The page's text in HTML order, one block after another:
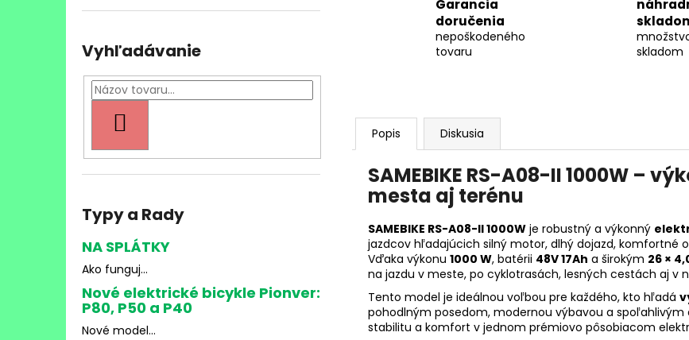
Vyhľadávanie
Typy a Rady
NA SPLÁTKY
Ako funguj...
Nové elektrické bicykle Pionver:
P80, P50 a P40
Nové model...
Garancia
doručenia
nepoškodeného
tovaru
skladom
Popis Diskusia
SAMEBIKE RS-A08-II 1000W –
mesta aj terénu
SAMEBIKE RS-A08-II 1000W je robustný a výkonný
jazdcov hľadajúcich silný motor, dlhý dojazd, komfortné
Vďaka výkonu 1000 W, batérii 48V 17Ah a širokým 26 ×
na jazdu v meste, po cyklotrasách, lesných cestách aj v
Tento model je ideálnou voľbou pre každého, kto hľadá
pohodlným posedom, modernou výbavou a spoľahlivým
stabilitu a komfort v jednom prémiovo pôsobiacom